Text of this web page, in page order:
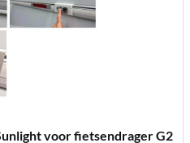
voor fietsendrager G2